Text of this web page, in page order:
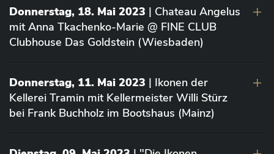
Donnerstag, 18. Mai 2023 | Chateau Angelus
mit Anna Tkachenko-Marie @ FINE CLUB
Clubhouse Das Goldstein (Wiesbaden)
Donnerstag, 11. Mai 2023 | Ikonen der
Kellerei Tramin mit Kellermeister Willi Stürz
bei Frank Buchholz im Bootshaus (Mainz)